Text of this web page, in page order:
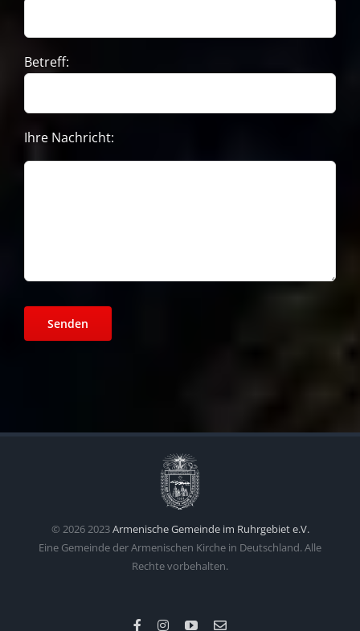
Betreff:
Ihre Nachricht:
© 2026 2023Armenische Gemeinde im Ruhrgebiet e.V.
Eine Gemeinde der Armenischen Kirche in Deutschland. Alle
Rechte vorbehalten.
FacebookInstagramYouTubeEmail